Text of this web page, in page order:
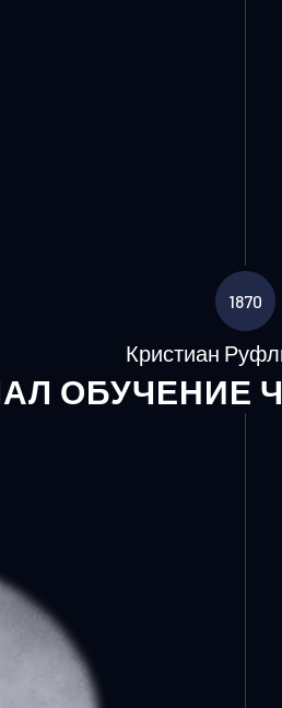
1870
Кристиан
ОБУЧЕНИЕ